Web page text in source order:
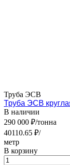
Труба ЭСВ
Труба ЭСВ
В наличии
290 000 ₽/тонна
40110.65 ₽/
метр
В корзину